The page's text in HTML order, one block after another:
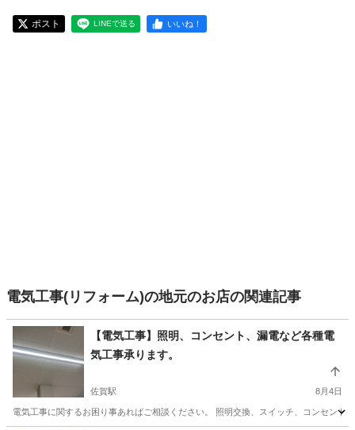
ポスト LINEで送る いいね！
電気工事(リフォーム)の地元のお店の関連記事
【電気工事】照明、コンセント、漏電など各種電
気工事承ります。
佐賀駅 8月4日
電気工事に関するお困り事あればご相談ください。 照明交換、スイッチ、コンセン